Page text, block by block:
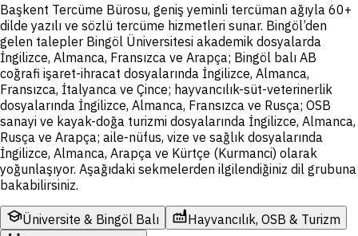
Başkent Tercüme Bürosu, geniş yeminli tercüman ağıyla 60+
dilde yazılı ve sözlü tercüme hizmetleri sunar. Bingöl’den
gelen talepler Bingöl Üniversitesi akademik dosyalarda
İngilizce, Almanca, Fransızca ve Arapça; Bingöl balı AB
coğrafi işaret-ihracat dosyalarında İngilizce, Almanca,
Fransızca, İtalyanca ve Çince; hayvancılık-süt-veterinerlik
dosyalarında İngilizce, Almanca, Fransızca ve Rusça; OSB
sanayi ve kayak-doğa turizmi dosyalarında İngilizce, Almanca,
Rusça ve Arapça; aile-nüfus, vize ve sağlık dosyalarında
İngilizce, Almanca, Arapça ve Kürtçe (Kurmanci) olarak
yoğunlaşıyor. Aşağıdaki sekmelerden ilgilendiğiniz dil grubuna
bakabilirsiniz.
schoolÜniversite & Bingöl Balı factoryHayvancılık, OSB & Turizm